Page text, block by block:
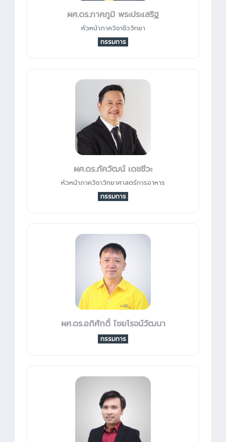
ผศ.ดร.ภาคภูมิ พระประเสริฐ
หัวหน้าภาควิชาชีววิทยา
กรรมการ
ผศ.ดร.ภัควัฒน์ เดชชีวะ
หัวหน้าภาควิชาวิทยาศาสตร์การอาหาร
กรรมการ
ผศ.ดร.อภิศักดิ์ ไชยโรจน์วัฒนา
กรรมการ